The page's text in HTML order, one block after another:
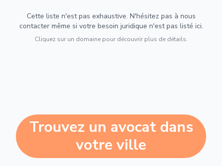
Cette liste n'est pas exhaustive. N'hésitez pas à nous
contacter même si votre besoin juridique n'est pas listé ici.
Cliquez sur un domaine pour découvrir plus de détails.
Trouvez un avocat dans
votre ville